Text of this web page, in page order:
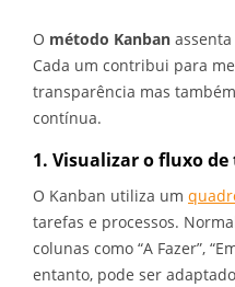
O método Kanban
Cada um contribui para
transparência mas
contínua.
1. Visualizar o fluxo
O Kanban utiliza um
tarefas e processos.
colunas como “A Fazer”,
entanto, pode ser